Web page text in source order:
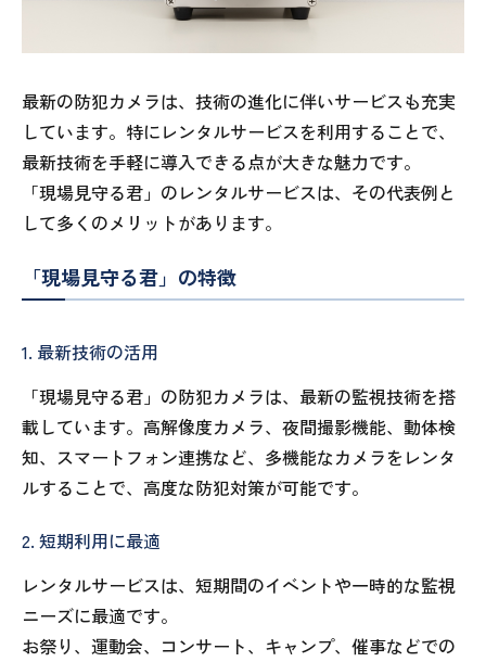
最新の防犯カメラは、技術の進化に伴いサービスも充実
しています。特にレンタルサービスを利用することで、
最新技術を手軽に導入できる点が大きな魅力です。
「現場見守る君」のレンタルサービスは、その代表例と
して多くのメリットがあります。
「現場見守る君」の特徴
1. 最新技術の活用
「現場見守る君」の防犯カメラは、最新の監視技術を搭
載しています。高解像度カメラ、夜間撮影機能、動体検
知、スマートフォン連携など、多機能なカメラをレンタ
ルすることで、高度な防犯対策が可能です。
2. 短期利用に最適
レンタルサービスは、短期間のイベントや一時的な監視
ニーズに最適です。
お祭り、運動会、コンサート、キャンプ、催事などでの